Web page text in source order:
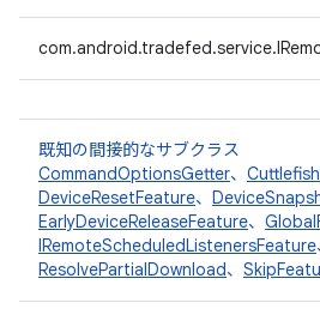
既知の間接的なサブクラス
CommandOptionsGetter、
DeviceResetFeature、
EarlyDeviceReleaseFeature、
IRemoteScheduledListenersFeature
ResolvePartialDownload、